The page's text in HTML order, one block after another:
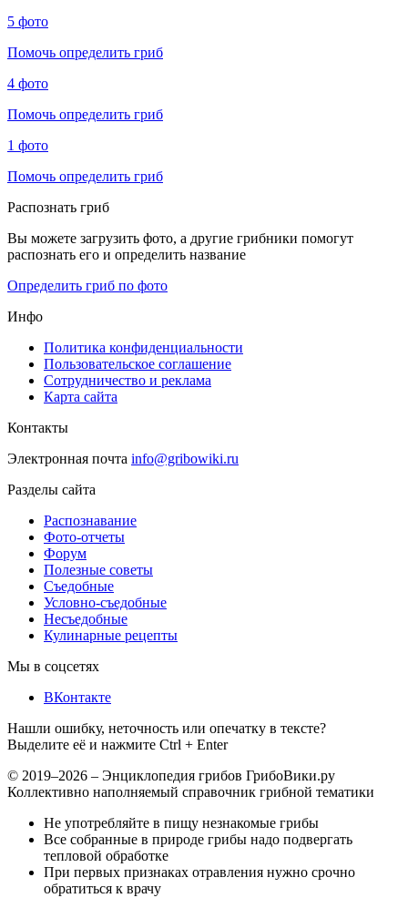
5 фото
Помочь определить гриб
4 фото
Помочь определить гриб
1 фото
Помочь определить гриб
Распознать гриб
Вы можете загрузить фото, а другие грибники помогут
распознать его и определить название
Определить гриб по фото
Инфо
Политика конфиденциальности
Пользовательское соглашение
Сотрудничество и реклама
Карта сайта
Контакты
Электронная почта info@gribowiki.ru
Разделы сайта
Распознавание
Фото-отчеты
Форум
Полезные советы
Съедобные
Условно-съедобные
Несъедобные
Кулинарные рецепты
Мы в соцсетях
ВКонтакте
Нашли ошибку, неточность или опечатку в тексте?
Выделите её и нажмите Ctrl + Enter
© 2019–2026 – Энциклопедия грибов ГрибоВики.ру
Коллективно наполняемый справочник грибной тематики
Не употребляйте в пищу незнакомые грибы
Все собранные в природе грибы надо подвергать
тепловой обработке
При первых признаках отравления нужно срочно
обратиться к врачу